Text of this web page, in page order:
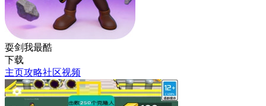
耍剑我最酷
下载
主页攻略社区视频